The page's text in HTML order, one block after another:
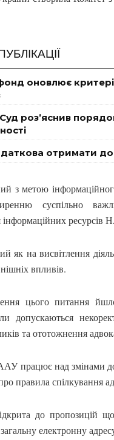
оновлює
роз’яснив
отримати
з метою
суспільно
ресурсів
як на висвітлення
впливів.
цього питання
допускаються
та ототожнення
працює над змінами до
правила спілкування
до пропозицій
електронну